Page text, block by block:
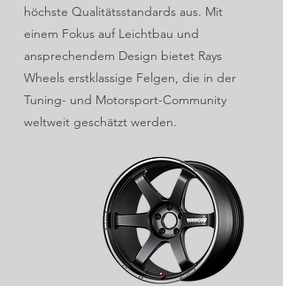
höchste Qualitätsstandards aus. Mit
einem Fokus auf Leichtbau und
ansprechendem Design bietet Rays
Wheels erstklassige Felgen, die in der
Tuning- und Motorsport-Community
weltweit geschätzt werden.